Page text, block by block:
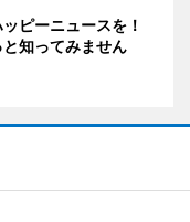
ピーニュースを！
と知ってみません